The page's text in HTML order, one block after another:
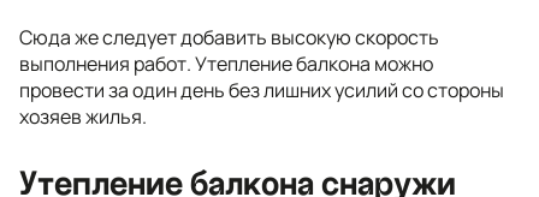
Сюда же следует добавить высокую скорость
выполнения работ. Утепление балкона можно
провести за один день без лишних усилий со стороны
хозяев жилья.
Утепление балкона снаружи